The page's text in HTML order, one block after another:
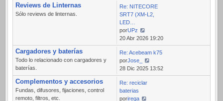
mensaje
Reviews de Linternas
Sólo reviews de linternas.
Re: NITECORE
SRT7 (XM-L2,
LED…
porUPz
Ver
último
mensaje
20 Abr 2026 19:20
Cargadores y baterías
Todo lo relacionado con cargadores y
baterías.
Re: Acebeam k75
porJose_
Ver
último
mensaje
28 Dic 2025 13:52
Complementos y accesorios
Fundas, difusores, fijaciones, control
remoto, filtros, etc.
Re: reciclar
baterias
porirega